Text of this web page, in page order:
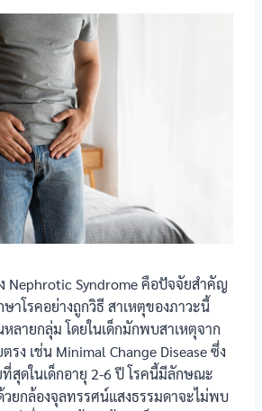
Nephrotic Syndrome คือปัจจัยสำคัญ
าโรคอย่างถูกวิธี สาเหตุของภาวะนี้
ลายกลุ่ม โดยในเด็กมักพบสาเหตุจาก
รง เช่น Minimal Change Disease ซึ่ง
สุดในเด็กอายุ 2-6 ปี โรคนี้มีลักษณะ
วยกล้องจุลทรรศน์แสงธรรมดาจะไม่พบ